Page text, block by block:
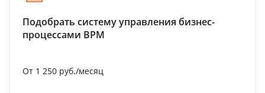
Подобрать систему управления бизнес-
процессами BPM
От 1 250 руб./месяц